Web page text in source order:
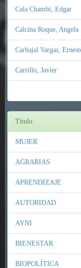
Cala Chambi, Edgar
Calcina Roque, Angela
Carbajal Vargas,
Carrillo, Javier
Título
MUJER
AGRARIAS
APRENDIZAJE
AUTORIDAD
AYNI
BIENESTAR
BIOPOLÍTICA